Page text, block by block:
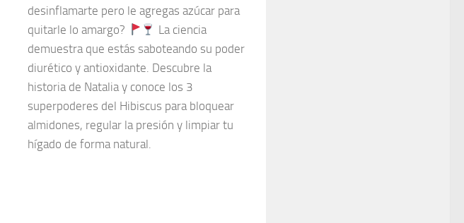
desinflamarte pero le agregas azúcar para
quitarle lo amargo?
La ciencia
demuestra que estás saboteando su poder
diurético y antioxidante. Descubre la
historia de Natalia y conoce los 3
superpoderes del Hibiscus para bloquear
almidones, regular la presión y limpiar tu
hígado de forma natural.